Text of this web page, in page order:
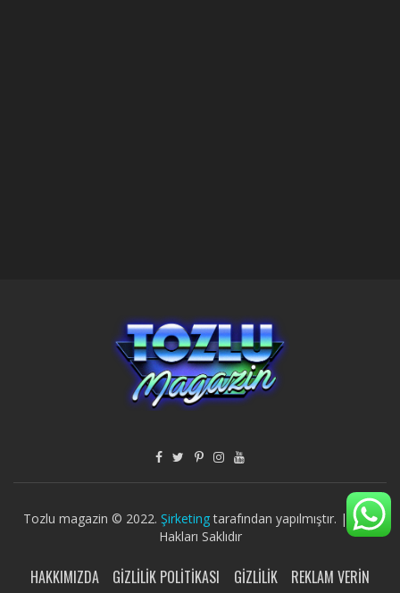
Tozlu magazin © 2022. Şirketingtarafından yapılmıştır. | Tüm
Hakları Saklıdır
HAKKIMIZDA GIZLILIK POLITIKASI GIZLILIK
REKLAM VERIN